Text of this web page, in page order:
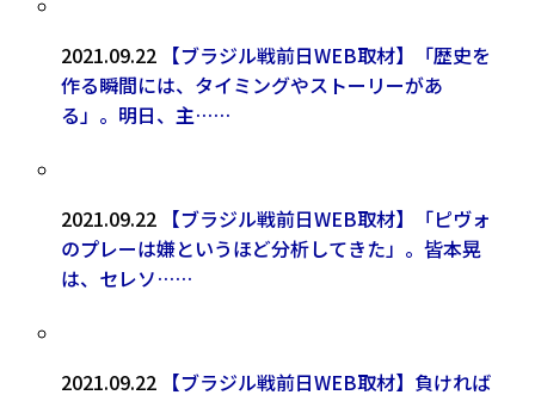
2021.09.22 【ブラジル戦前日WEB取材】「歴史を
作る瞬間には、タイミングやストーリーがあ
る」。明日、主……
2021.09.22 【ブラジル戦前日WEB取材】「ピヴォ
のプレーは嫌というほど分析してきた」。皆本晃
は、セレソ……
2021.09.22 【ブラジル戦前日WEB取材】負ければ